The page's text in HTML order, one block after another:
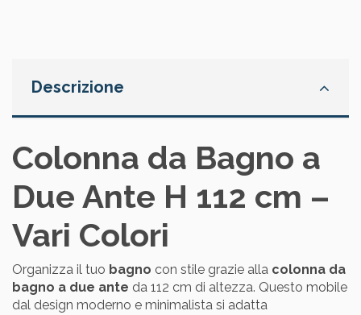
Descrizione
Colonna da Bagno a
Due Ante H 112 cm –
Vari Colori
Organizza il tuo bagno con stile grazie alla colonna da
bagno a due ante da 112 cm di altezza. Questo mobile
dal design moderno e minimalista si adatta